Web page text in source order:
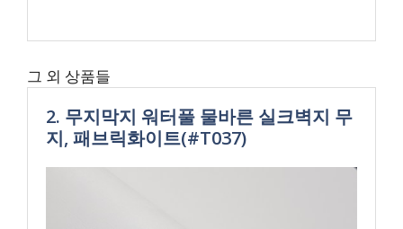
그 외 상품들
2. 무지막지 워터풀 물바른 실크벽지 무
지, 패브릭화이트(#T037)